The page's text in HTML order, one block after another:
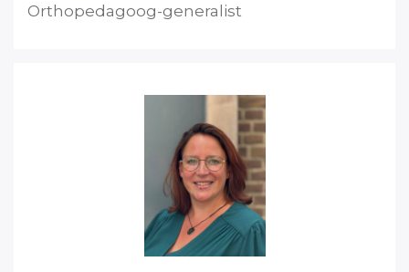
Orthopedagoog-generalist